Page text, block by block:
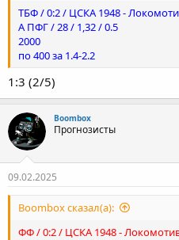
ТБФ / 0:2 / ЦСКА 1948 -
А ПФГ / 28 / 1,32 / 0.5
2000
по 400 за 1.4-2.2
1:3 (2/5)
Boombox
Прогнозисты
09.02.2025
Boombox сказал(а):
ФФ / 0:2 / ЦСКА 1948 -